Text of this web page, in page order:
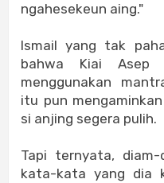
ngahesekeun aing."
Ismail yang tak
bahwa Kiai Asep
menggunakan
itu pun
si anjing segera pulih.
Tapi ternyata, diam-
kata-kata yang dia